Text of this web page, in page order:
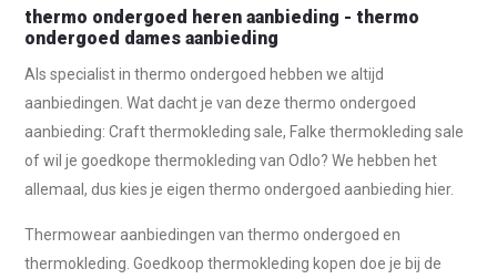
thermo ondergoed heren aanbieding - thermo
ondergoed dames aanbieding
Als specialist in thermo ondergoed hebben we altijd
aanbiedingen. Wat dacht je van deze thermo ondergoed
aanbieding: Craft thermokleding sale, Falke thermokleding sale
of wil je goedkope thermokleding van Odlo? We hebben het
allemaal, dus kies je eigen thermo ondergoed aanbieding hier.
Thermowear aanbiedingen van thermo ondergoed en
thermokleding. Goedkoop thermokleding kopen doe je bij de